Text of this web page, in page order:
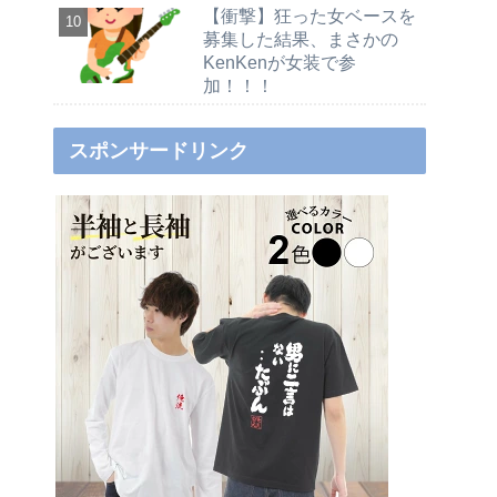
【衝撃】狂った女ベースを
募集した結果、まさかの
KenKenが女装で参
加！！！
スポンサードリンク